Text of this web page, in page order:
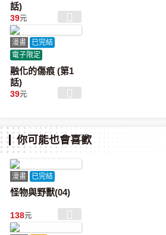
話)
39元
漫畫
已完結
電子限定
融化的傷痕 (第1
話)
39元
你可能也會喜歡
漫畫 已完結
怪物與野獸(04)
138元